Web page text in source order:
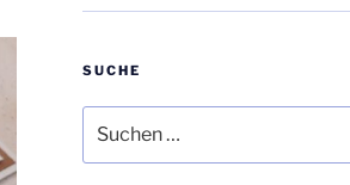
SUCHE
nach: